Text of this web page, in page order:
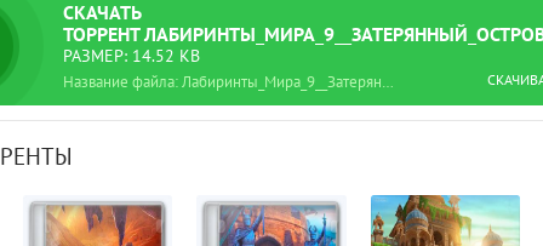
СКАЧАТЬ
ТОРРЕНТ
РАЗМЕР: 14.52 KB
Название файла: Лабиринты_Мира_9__Затерянный_остров.torrent